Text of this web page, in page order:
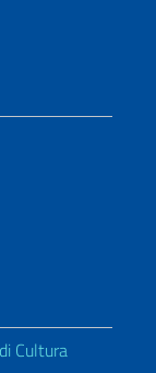
Cultura